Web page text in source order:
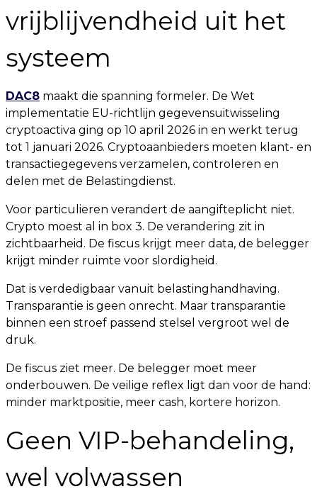
vrijblijvendheid uit het
systeem
DAC8 maakt die spanning formeler. De Wet
implementatie EU-richtlijn gegevensuitwisseling
cryptoactiva ging op 10 april 2026 in en werkt terug
tot 1 januari 2026. Cryptoaanbieders moeten klant- en
transactiegegevens verzamelen, controleren en
delen met de Belastingdienst.
Voor particulieren verandert de aangifteplicht niet.
Crypto moest al in box 3. De verandering zit in
zichtbaarheid. De fiscus krijgt meer data, de belegger
krijgt minder ruimte voor slordigheid.
Dat is verdedigbaar vanuit belastinghandhaving.
Transparantie is geen onrecht. Maar transparantie
binnen een stroef passend stelsel vergroot wel de
druk.
De fiscus ziet meer. De belegger moet meer
onderbouwen. De veilige reflex ligt dan voor de hand:
minder marktpositie, meer cash, kortere horizon.
Geen VIP-behandeling,
wel volwassen